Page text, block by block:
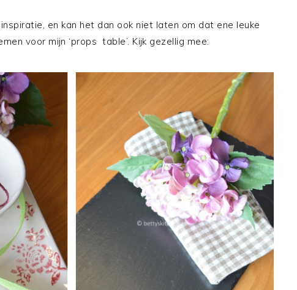
en kan het dan ook niet laten om dat ene leuke
voor mijn ‘props table’. Kijk gezellig mee: